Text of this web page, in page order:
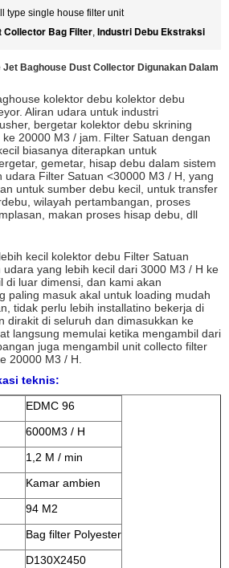
type single house filter unit
Collector Bag Filter, Industri Debu Ekstraksi
Baghouse Dust Collector Digunakan Dalam
kolektor debu kolektor debu
Aliran udara untuk industri
bergetar kolektor debu skrining
20000 M3 / jam. Filter Satuan dengan
biasanya diterapkan untuk
gemetar, hisap debu dalam sistem
udara Filter Satuan <30000 M3 / H, yang
untuk sumber debu kecil, untuk transfer
wilayah pertambangan, proses
makan proses hisap debu, dll
kecil kolektor debu Filter Satuan
yang lebih kecil dari 3000 M3 / H ke
di luar dimensi, dan kami akan
paling masuk akal untuk loading mudah
tidak perlu lebih installatino bekerja di
dirakit di seluruh dan dimasukkan ke
langsung memulai ketika mengambil dari
juga mengambil unit collecto filter
20000 M3 / H.
teknis:
EDMC 96
6000M3 / H
1,2 M / min
Kamar ambien
94 M2
Bag filter Polyester
D130X2450